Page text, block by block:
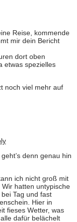
Reise, kommende
mir dein Bericht
dort oben
etwas spezielles
noch viel mehr auf
denn genau hin
ich nicht groß mit
hatten untypische
Tag und fast
Hier in
fieses Wetter, was
dafür belächelt